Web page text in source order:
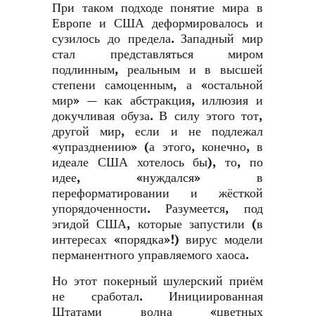
При таком подходе понятие мира в
Европе и США деформировалось и
сузилось до предела. Западный мир
стал представляться миром
подлинным, реальным и в высшей
степени самоценным, а «остальной
мир» — как абстракция, иллюзия и
докучливая обуза. В силу этого тот,
другой мир, если и не подлежал
«упразднению» (а этого, конечно, в
идеале США хотелось бы), то, по
идее, «нуждался» в
переформатировании и жёсткой
упорядоченности. Разумеется, под
эгидой США, которые запустили (в
интересах «порядка»!) вирус модели
перманентного управляемого хаоса.
Но этот покерный шулерский приём
не сработал. Инициированная
Штатами волна «цветных